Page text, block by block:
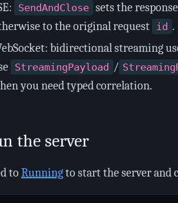
SendAndClose sets the
to the original request
id .
bidirectional streaming
StreamingPayload /
you need typed correlation.
the server
to Runningto start the server and